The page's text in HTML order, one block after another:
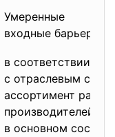
Умеренные
входные барьеры
в соответствии
с отраслевым
ассортимент
производителей
в основном